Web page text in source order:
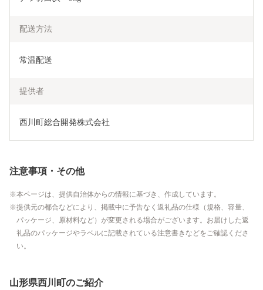
配送方法
常温配送
提供者
西川町総合開発株式会社
注意事項・その他
本ページは、提供自治体からの情報に基づき、作成しています。
提供元の都合などにより、掲載中に予告なく返礼品の仕様（規格、容量、
パッケージ、原材料など）が変更される場合がございます。お届けした返
礼品のパッケージやラベルに記載されている注意書きなどをご確認くださ
い。
山形県西川町のご紹介